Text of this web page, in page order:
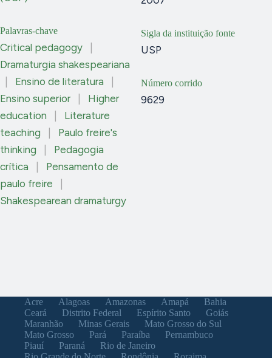
Palavras-chave
Critical pedagogy
Dramaturgia shakespeariana
Ensino de literatura
Ensino superior
Higher
education
Literature
teaching
Paulo freire's
thinking
Pedagogia
crítica
Pensamento de
paulo freire
Shakespearean dramaturgy
Sigla da instituição fonte
USP
Número corrido
9629
Acre Alagoas Amazonas Amapá
Bahia
Ceará
Distrito Federal Espírito Santo
Goiás
Maranhão
Minas Gerais
Mato Grosso do Sul
Mato Grosso
Pará Paraíba
Pernambuco
Piauí
Paraná
Rio de Janeiro